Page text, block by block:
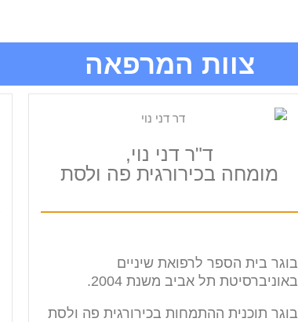
צוות המרפאה
ד"ר דני נוי,
מומחה בכירורגית פה ולסת
בוגר בית הספר לרפואת שיניים
באוניברסיטת תל אביב משנת 2004.
בוגר תוכנית ההתמחות בכירורגית פה ולסת